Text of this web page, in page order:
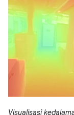
Visualisasi